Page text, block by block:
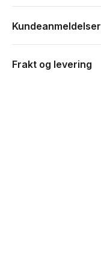
Kundeanmeldelser
Frakt og levering